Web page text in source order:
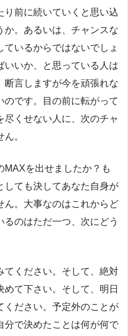
り前に続いていくと思い込
か。あるいは、チャンスな
いるからではないでしょ
いいか、と思っている人は
断言しますが今を頑張れな
のです。目の前に転がって
尽くせない人に、次のチャ
。
MAXを出せましたか？も
しても決してあなた自身が
ん。大事なのはこれからど
るのはただ一つ、次にどう
てください。そして、絶対
て下さい。そして、明日
ください。予定外のことが
分で決めたことは何が何で